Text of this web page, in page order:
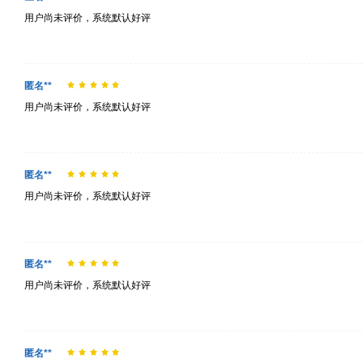
用户尚未评价，系统默认好评
匿名**
用户尚未评价，系统默认好评
匿名**
用户尚未评价，系统默认好评
匿名**
用户尚未评价，系统默认好评
匿名**